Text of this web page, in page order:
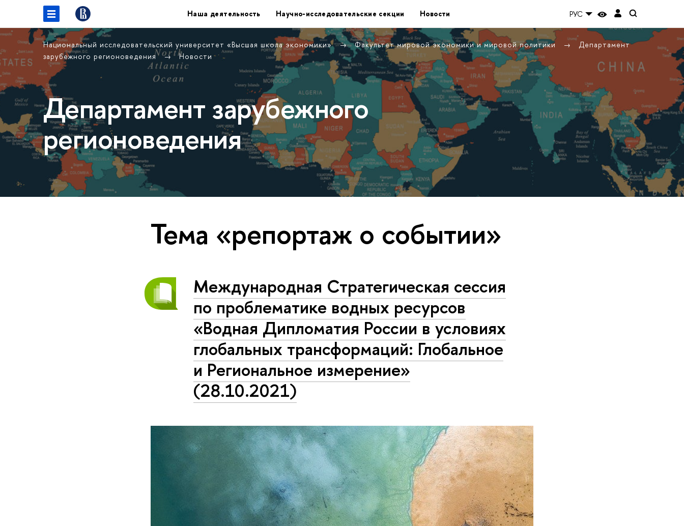
Наша деятельность Научно-исследовательские секции Новости РУС
Национальный исследовательский университет «Высшая школа экономики» Факультет мировой экономики и мировой политики
Департамент
зарубежного регионоведения
Новости
Департамент зарубежного
регионоведения
Тема «репортаж о событии»
Международная Стратегическая сессия
по проблематике водных ресурсов
«Водная Дипломатия России в условиях
глобальных трансформаций: Глобальное
и Региональное измерение»
(28.10.2021)